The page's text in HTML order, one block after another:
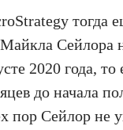
тогда
Сейлора
2020 года, то
до начала
пор Сейлор не